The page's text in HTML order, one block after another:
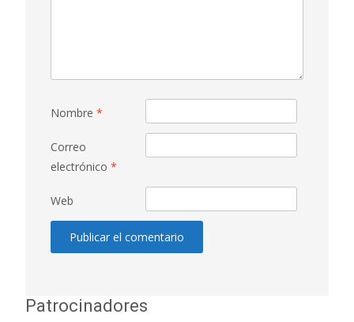
Nombre *
Correo
electrónico *
Web
Patrocinadores